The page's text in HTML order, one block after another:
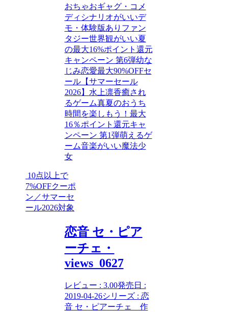
おちゃおギャグ・コメ
ディ シナリオがいいデ
モ・体験版あり ファン
タジー世界観がいい夏
の最大16%ポイント還元
キャンペーン 第6弾幼な
じみ恋愛最大90%OFFセ
ール【サマーセール
2026】 水上凛香癒され
るゲーム真夏のおうち
時間を楽しもう！最大
16％ポイント還元キャ
ンペーン 第1弾萌えるゲ
ーム音楽がいい魔法少
女
10点以上で
7%OFFクーポ
ン／サマーセ
ール2026対象
恋音 セ・ピア
ーチェ・
views_0627
レビュー : 3.00発売日 :
2019-04-26シリーズ : 恋
音 セ・ピアーチェ 作